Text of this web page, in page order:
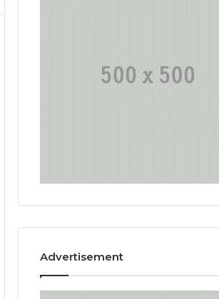
Advertisement